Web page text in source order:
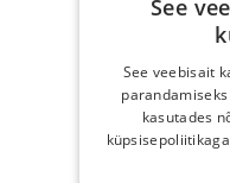
See
See veebisait
kasutades